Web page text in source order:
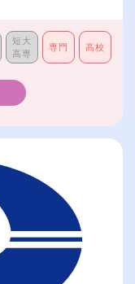
短大
高専
専門 高校